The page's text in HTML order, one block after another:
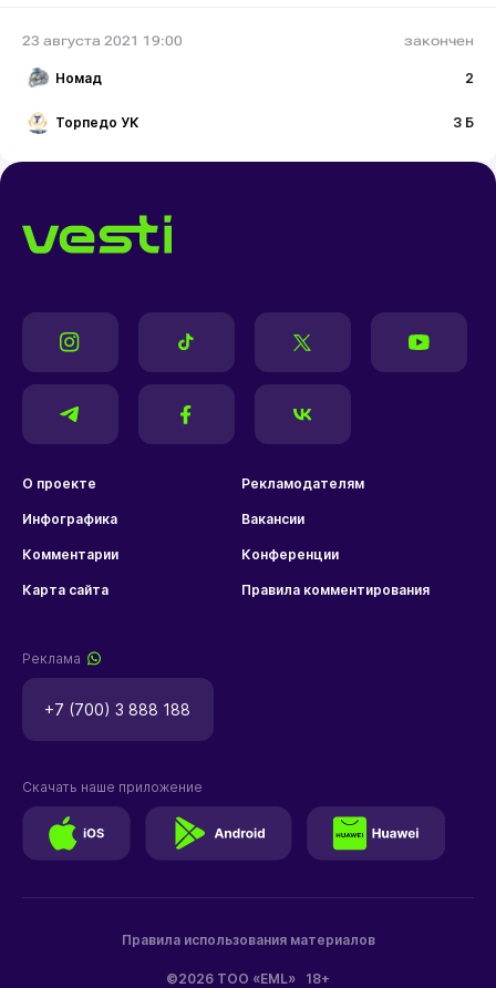
23 августа 2021 19:00 закончен
Номад 2
Торпедо УК 3 Б
О проекте Рекламодателям
Инфографика Вакансии
Комментарии Конференции
Карта сайта Правила комментирования
Реклама
+7 (700) 3 888 188
©2026 ТОО «EML» 18+
Правила использования материалов
Скачать наше приложение